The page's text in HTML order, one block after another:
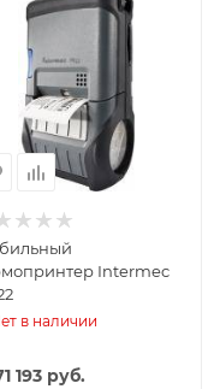
Intermec
в наличии
193 руб.